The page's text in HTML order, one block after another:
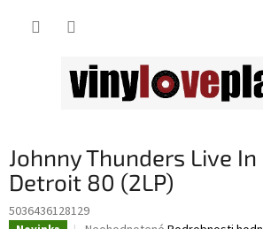
Johnny Thunders Live In
Detroit 80 (2LP)
5036436128129